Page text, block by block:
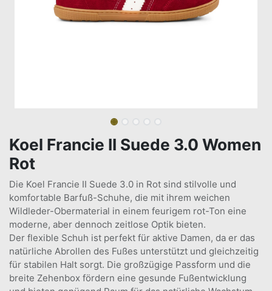
Koel Francie II Suede 3.0 Women
Rot
Die Koel Francie II Suede 3.0 in Rot sind stilvolle und
komfortable Barfuß-Schuhe, die mit ihrem weichen
Wildleder-Obermaterial in einem feurigem rot-Ton eine
moderne, aber dennoch zeitlose Optik bieten.
Der flexible Schuh ist perfekt für aktive Damen, da er das
natürliche Abrollen des Fußes unterstützt und gleichzeitig
für stabilen Halt sorgt. Die großzügige Passform und die
breite Zehenbox fördern eine gesunde Fußentwicklung